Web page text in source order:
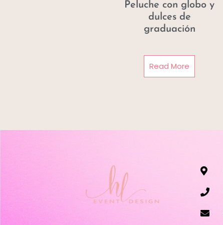
Peluche con globo y
dulces de
graduación
Read More